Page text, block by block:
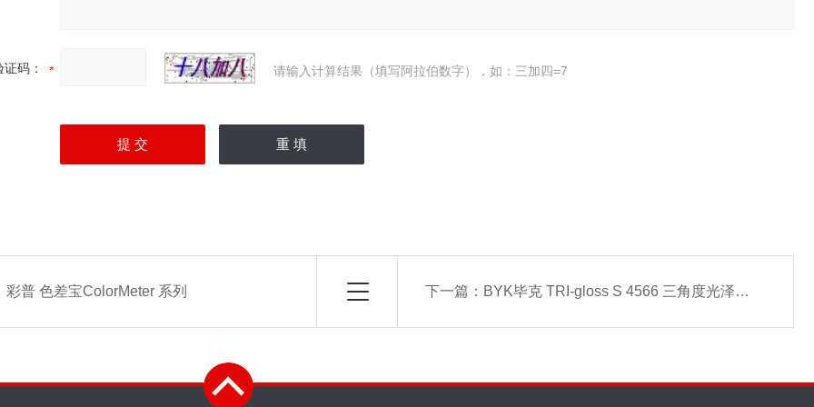
证码： 请输入计算结果（填写阿拉伯数字），如：三加四=7
彩普 色差宝ColorMeter 系列 下一篇： BYK毕克 TRI-gloss S 4566 三角度光泽度仪